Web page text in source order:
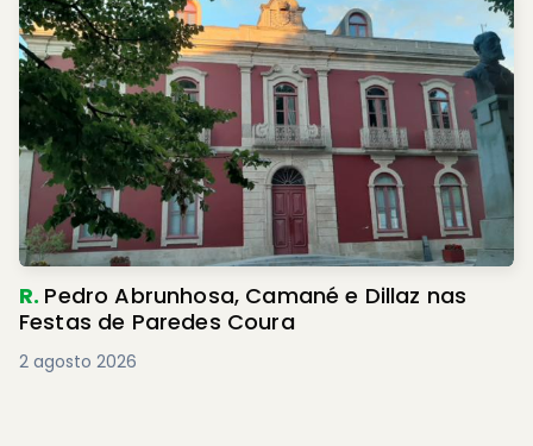
R. Pedro Abrunhosa, Camané e Dillaz nas
Festas de Paredes Coura
2 agosto 2026